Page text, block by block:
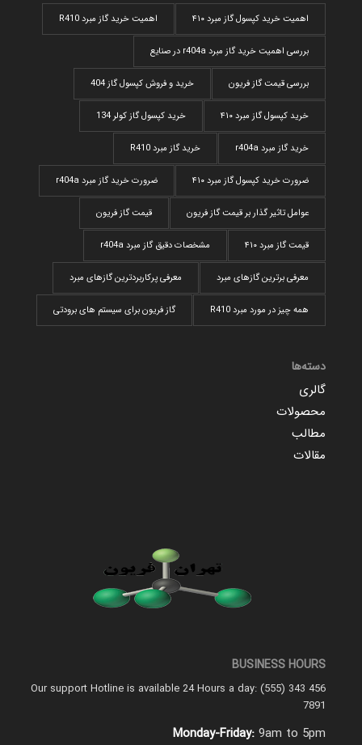
اهمیت خرید کپسول گاز مبرد ۴۱۰ اهمیت خرید گاز مبرد R410
بررسی اهمیت خرید گاز مبرد r404a در صنایع
بررسی قیمت گاز فریون خرید و فروش کپسول گاز 404
خرید کپسول گاز مبرد ۴۱۰ خرید کپسول گاز کولر 134
خرید گاز مبرد r404a خرید گاز مبرد R410
ضرورت خرید کپسول گاز مبرد ۴۱۰ ضرورت خرید گاز مبرد r404a
عوامل تاثیر گذار بر قیمت گاز فریون قیمت گاز فریون
قیمت گاز مبرد ۴۱۰ مشخصات دقیق گاز مبرد r404a
معرفی برترین گازهای مبرد معرفی پرکاربردترین گاز‌های مبرد
همه چیز در مورد مبرد R410 گاز فریون برای سیستم های برودتی
دسته‌ها
گالری
محصولات
مطالب
مقالات
BUSINESS HOURS
Our support Hotline is available 24 Hours a day: (555) 343 456
7891
Monday-Friday: 9am to 5pm